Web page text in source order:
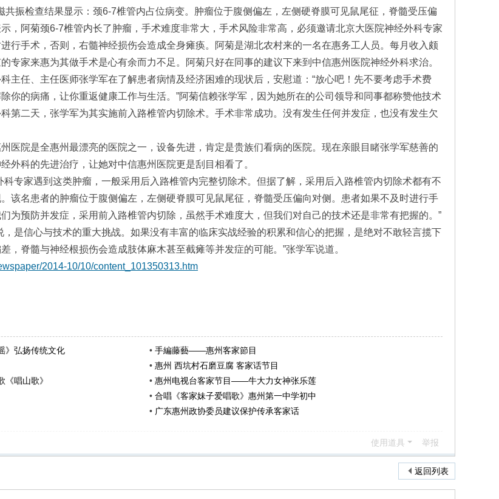
共振检查结果显示：颈6-7椎管内占位病变。肿瘤位于腹侧偏左，左侧硬脊膜可见鼠尾征，脊髓受压偏
，阿菊颈6-7椎管内长了肿瘤，手术难度非常大，手术风险非常高，必须邀请北京大医院神经外科专家
行手术，否则，右髓神经损伤会造成全身瘫痪。阿菊是湖北农村来的一名在惠务工人员。每月收入颇
专家来惠为其做手术是心有余而力不足。阿菊只好在同事的建议下来到中信惠州医院神经外科求治。
主任、主任医师张学军在了解患者病情及经济困难的现状后，安慰道：“放心吧！先不要考虑手术费
你的病痛，让你重返健康工作与生活。”阿菊信赖张学军，因为她所在的公司领导和同事都称赞他技术
第二天，张学军为其实施前入路椎管内切除术。手术非常成功。没有发生任何并发症，也没有发生欠
医院是全惠州最漂亮的医院之一，设备先进，肯定是贵族们看病的医院。现在亲眼目睹张学军慈善的
外科的先进治疗，让她对中信惠州医院更是刮目相看了。
科专家遇到这类肿瘤，一般采用后入路椎管内完整切除术。但据了解，采用后入路椎管内切除术都有不
该名患者的肿瘤位于腹侧偏左，左侧硬脊膜可见鼠尾征，脊髓受压偏向对侧。患者如果不及时进行手
为预防并发症，采用前入路椎管内切除，虽然手术难度大，但我们对自己的技术还是非常有把握的。”
，是信心与技术的重大挑战。如果没有丰富的临床实战经验的积累和信心的把握，是绝对不敢轻言揽下
，脊髓与神经根损伤会造成肢体麻木甚至截瘫等并发症的可能。”张学军说道。
2014-10/10/content_101350313.htm
》弘扬传统文化 • 手編藤藝——惠州客家節目
• 惠州 西坑村石磨豆腐 客家话节目
唱山歌》 • 惠州电视台客家节目——牛大力女神张乐莲
• 合唱《客家妹子爱唱歌》惠州第一中学初中
• 广东惠州政协委员建议保护传承客家话
使用道具 举报
返回列表